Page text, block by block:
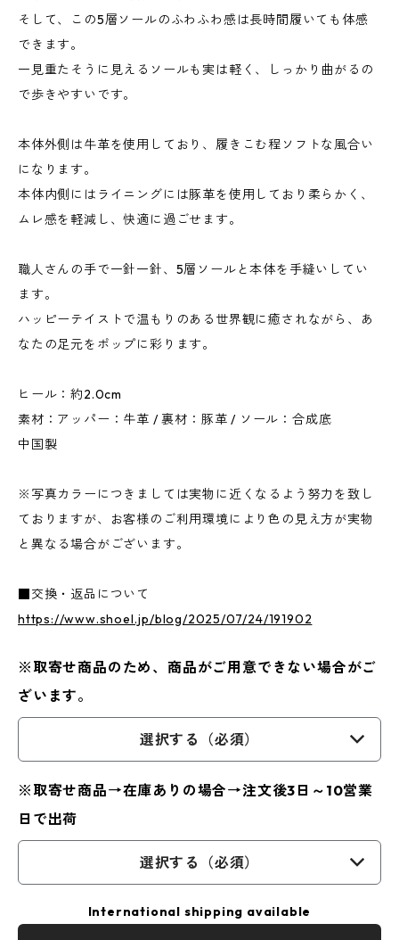
そして、この5層ソールのふわふわ感は長時間履いても体感
できます。
一見重たそうに見えるソールも実は軽く、しっかり曲がるの
で歩きやすいです。
本体外側は牛革を使用しており、履きこむ程ソフトな風合い
になります。
本体内側にはライニングには豚革を使用しており柔らかく、
ムレ感を軽減し、快適に過ごせます。
職人さんの手で一針一針、5層ソールと本体を手縫いしてい
ます。
ハッピーテイストで温もりのある世界観に癒されながら、あ
なたの足元をポップに彩ります。
ヒール：約2.0cm
素材：アッパー：牛革 / 裏材：豚革 / ソール：合成底
中国製
※写真カラーにつきましては実物に近くなるよう努力を致し
ておりますが、お客様のご利用環境により色の見え方が実物
と異なる場合がございます。
■交換・返品について
https://www.shoel.jp/blog/2025/07/24/191902
※取寄せ商品のため、商品がご用意できない場合がご
ざいます。
選択する（必須）
※取寄せ商品→在庫ありの場合→注文後3日～10営業
日で出荷
選択する（必須）
International shipping available